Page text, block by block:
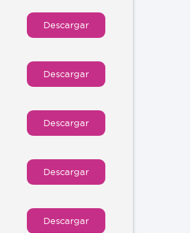
Descargar
Descargar
Descargar
Descargar
Descargar